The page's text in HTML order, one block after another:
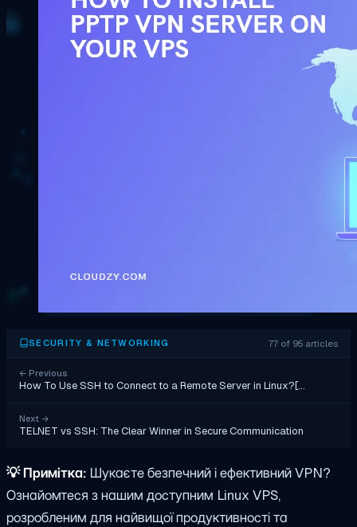
SECURITY & NETWORKING 77 of 95 articles
← Previous
How To Use SSH to Connect to a Remote Server in Linux?[…
Next →
TELNET vs SSH: The Clear Winner in Secure Communication
💡Примітка: Шукаєте безпечний і ефективний VPN?
Ознайомтеся з нашим доступним Linux VPS,
розробленим для найвищої продуктивності та